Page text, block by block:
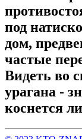
под
дом,
частые
Видеть во
урагана -
коснется